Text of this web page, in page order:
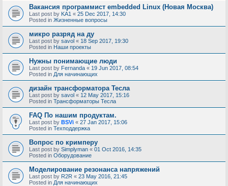
Вакансия программист embedded Linux (Новая Москва)
Last post by KA1 « 25 Dec 2017, 14:30
Posted in Жизненные вопросы
микро разряд на ду
Last post by savol « 18 Sep 2017, 19:30
Posted in Наши проекты
Нужны понимающие люди
Last post by Fernanda « 19 Jun 2017, 08:54
Posted in Для начинающих
дизайн трансформатора Тесла
Last post by savol « 12 May 2017, 15:16
Posted in Трансформаторы Тесла
FAQ По нашим продуктам.
Last post by BSVi « 27 Jan 2017, 15:06
Posted in Техподдержка
Вопрос по кримперу
Last post by Simplyman « 01 Oct 2016, 14:35
Posted in Оборудование
Моделирование резонанса напряжений
Last post by R2R « 23 May 2016, 21:45
Posted in Для начинающих